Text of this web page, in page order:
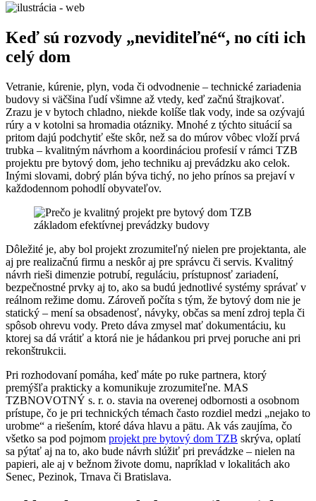
Keď sú rozvody „neviditeľné“, no cíti ich
celý dom
Vetranie, kúrenie, plyn, voda či odvodnenie – technické zariadenia
budovy si väčšina ľudí všimne až vtedy, keď začnú štrajkovať.
Zrazu je v bytoch chladno, niekde kolíše tlak vody, inde sa ozývajú
rúry a v kotolni sa hromadia otázniky. Mnohé z týchto situácií sa
pritom dajú podchytiť ešte skôr, než sa do múrov vôbec vloží prvá
trubka – kvalitným návrhom a koordináciou profesií v rámci TZB
projektu pre bytový dom, jeho techniku aj prevádzku ako celok.
Inými slovami, dobrý plán býva tichý, no jeho prínos sa prejaví v
každodennom pohodlí obyvateľov.
Dôležité je, aby bol projekt zrozumiteľný nielen pre projektanta, ale
aj pre realizačnú firmu a neskôr aj pre správcu či servis. Kvalitný
návrh rieši dimenzie potrubí, reguláciu, prístupnosť zariadení,
bezpečnostné prvky aj to, ako sa budú jednotlivé systémy správať v
reálnom režime domu. Zároveň počíta s tým, že bytový dom nie je
statický – mení sa obsadenosť, návyky, občas sa mení zdroj tepla či
spôsob ohrevu vody. Preto dáva zmysel mať dokumentáciu, ku
ktorej sa dá vrátiť a ktorá nie je hádankou pri prvej poruche ani pri
rekonštrukcii.
Pri rozhodovaní pomáha, keď máte po ruke partnera, ktorý
premýšľa prakticky a komunikuje zrozumiteľne. MAS
TZBNOVOTNÝ s. r. o. stavia na overenej odbornosti a osobnom
prístupe, čo je pri technických témach často rozdiel medzi „nejako to
urobme“ a riešením, ktoré dáva hlavu a pätu. Ak vás zaujíma, čo
všetko sa pod pojmom projekt pre bytový dom TZB skrýva, oplatí
sa pýtať aj na to, ako bude návrh slúžiť pri prevádzke – nielen na
papieri, ale aj v bežnom živote domu, napríklad v lokalitách ako
Senec, Pezinok, Trnava či Bratislava.